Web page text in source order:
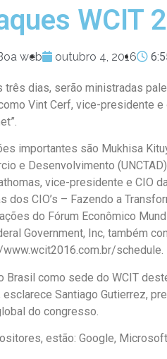
WCIT
web outubro 4, 2016
três dias, serão ministradas
Vint Cerf, vice-presidente
importantes são Mukhisa
e Desenvolvimento
vice-presidente e CIO
dos CIO’s – Fazendo a
do Fórum Econômico
Government, Inc, também
schedule.
Brasil como sede do WCIT
esclarece Santiago Gutierrez,
do congresso.
estão: Google,